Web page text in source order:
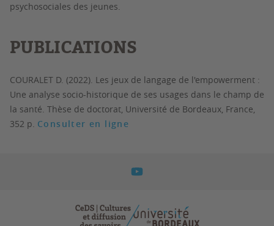
psychosociales des jeunes.
PUBLICATIONS
COURALET D. (2022). Les jeux de langage de l'empowerment :
Une analyse socio-historique de ses usages dans le champ de
la santé. Thèse de doctorat, Université de Bordeaux, France,
352 p. Consulter en ligne